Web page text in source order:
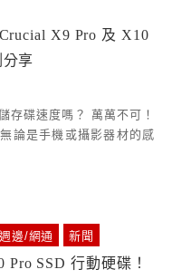
X9 Pro 及 X10
享
存碟速度嗎？ 萬萬不可！
論是手機或攝影器材的感
邊/網通 新聞
SSD 行動硬碟！